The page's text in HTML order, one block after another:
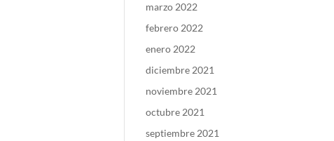
marzo 2022
febrero 2022
enero 2022
diciembre 2021
noviembre 2021
octubre 2021
septiembre 2021